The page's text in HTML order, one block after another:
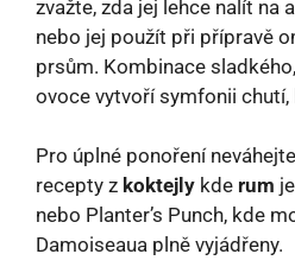
zvažte, zda jej lehce nalít na
nebo jej použít při přípravě
prsům. Kombinace
ovoce vytvoří symfonii
Pro úplné ponoření
recepty z koktejly kde rum
nebo Planter’s Punch, kde
Damoiseaua plně vyjádřeny.